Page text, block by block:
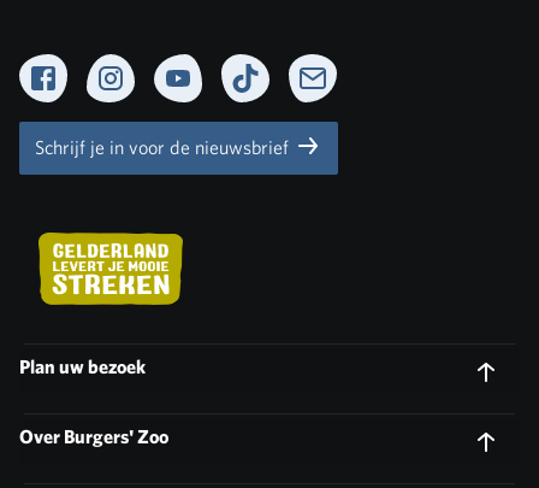
FacebookInstagramYouTubeTikTok Newsletter
Schrijf je in voor de nieuwsbrief
Plan uw bezoek
Over Burgers' Zoo